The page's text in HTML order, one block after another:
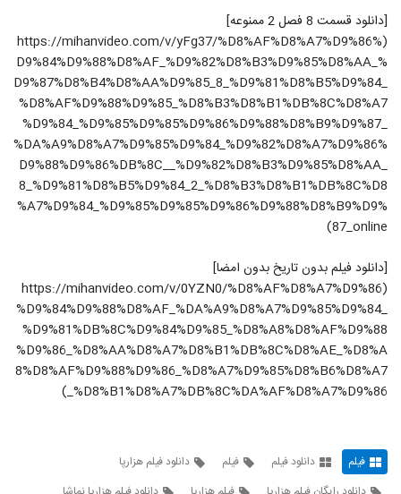
دانلود کامل فیلم هشتگ رایگان و با کیفیت
عالی
۵۷۸ بازدید
19
دانلود کامل فیلم پاستاریونی (سینمایی)(قانونی)
| فیلم سینمایی پاستاریونی بدون سانسور
دانلود قسمت 10 سالهای دور از خانه (سریال)
(رایگان) | قسمت دهم
۲۹۳ بازدید
[دانلود قسمت 8 فصل 2 ممنوعه]
(https://mihanvideo.com/v/yFg37/%D8%AF%D8%A7%D9%86%
D9%84%D9%88%D8%AF_%D9%82%D8%B3%D9%85%D8%AA_%
D9%87%D8%B4%D8%AA%D9%85_8_%D9%81%D8%B5%D9%84_
%D8%AF%D9%88%D9%85_%D8%B3%D8%B1%DB%8C%D8%A7
%D9%84_%D9%85%D9%85%D9%86%D9%88%D8%B9%D9%87_
%DA%A9%D8%A7%D9%85%D9%84_%D9%82%D8%A7%D9%86%
D9%88%D9%86%DB%8C__%D9%82%D8%B3%D9%85%D8%AA_
8_%D9%81%D8%B5%D9%84_2_%D8%B3%D8%B1%DB%8C%D8
%A7%D9%84_%D9%85%D9%85%D9%86%D9%88%D8%B9%D9%
87_online)
[دانلود فیلم بدون تاریخ بدون امضا]
(https://mihanvideo.com/v/0YZN0/%D8%AF%D8%A7%D9%86
%D9%84%D9%88%D8%AF_%DA%A9%D8%A7%D9%85%D9%84_
%D9%81%DB%8C%D9%84%D9%85_%D8%A8%D8%AF%D9%88
%D9%86_%D8%AA%D8%A7%D8%B1%DB%8C%D8%AE_%D8%A
8%D8%AF%D9%88%D9%86_%D8%A7%D9%85%D8%B6%D8%A7
_%D8%B1%D8%A7%DB%8C%DA%AF%D8%A7%D9%86)
فیلم دانلود فیلم فیلم
دانلود فیلم هزارپا